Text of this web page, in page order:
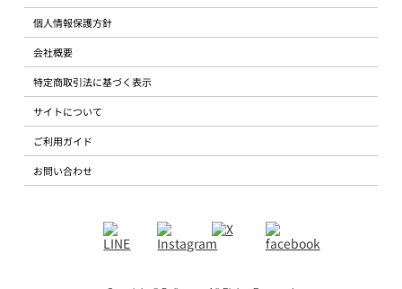
個人情報保護方針
会社概要
特定商取引法に基づく表示
サイトについて
ご利用ガイド
お問い合わせ